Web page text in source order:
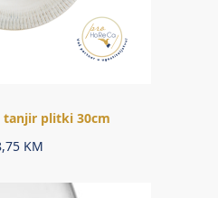
tanjir plitki 30cm
KM